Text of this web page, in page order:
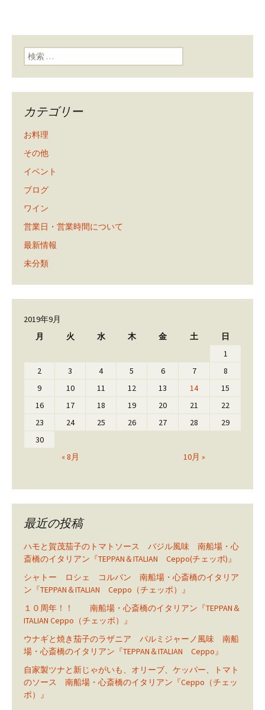
検索:
カテゴリー
お料理
その他
イベント
ブログ
ワイン
営業日・営業時間について
最新情報
未分類
2019年9月
月
火 水 木 金 土 日
« 8月 10月 »
1
2
3 4 5 6 7
8
9
10 11 12 13 14
15
16
17 18 19 20 21
22
23
24 25 26 27 28
29
30
最近の投稿
ハモと賀茂茄子のトマトソース バジル風味 南船場・心
斎橋のイタリアン『TEPPAN＆ITALIAN Ceppo(チェッポ)』
シャトー ロシェ コルバン 南船場・心斎橋のイタリア
ン『TEPPAN＆ITALIAN Ceppo（チェッポ）』
１０周年！！ 南船場・心斎橋のイタリアン『TEPPAN＆
ITALIAN Ceppo（チェッポ）』
ウナギと焼き茄子のラザニア パルミジャーノ風味 南船
場・心斎橋のイタリアン『TEPPAN＆ITALIAN Ceppo』
自家製ツナと新じゃがいも、オリーブ、ケッパー、トマト
のソース 南船場・心斎橋のイタリアン『Ceppo（チェッ
ポ）』